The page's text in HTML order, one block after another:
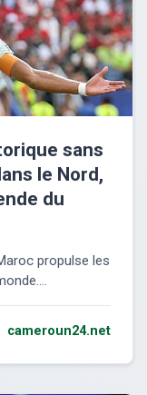
sans
le Nord,
du
propulse les
cameroun24.net